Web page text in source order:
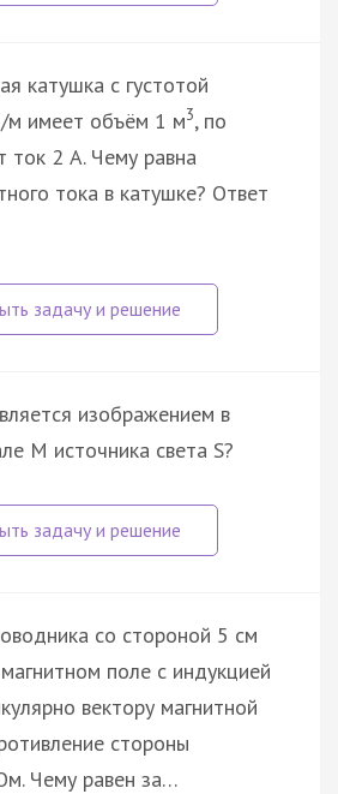
катушка с густотой
м имеет объём 1 м3, по
ток 2 A. Чему равна
тока в катушке? Ответ
изображением в
M источника света S?
со стороной 5 см
поле с индукцией
вектору магнитной
стороны
Чему равен за…